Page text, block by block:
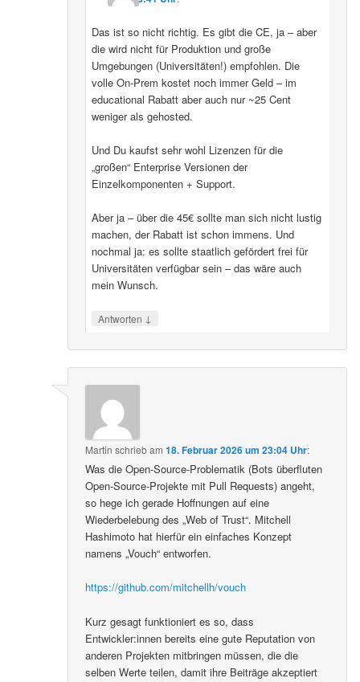
Das ist so nicht richtig. Es gibt die CE, ja – aber
die wird nicht für Produktion und große
Umgebungen (Universitäten!) empfohlen. Die
volle On-Prem kostet noch immer Geld – im
educational Rabatt aber auch nur ~25 Cent
weniger als gehosted.
Und Du kaufst sehr wohl Lizenzen für die
„großen“ Enterprise Versionen der
Einzelkomponenten + Support.
Aber ja – über die 45€ sollte man sich nicht lustig
machen, der Rabatt ist schon immens. Und
nochmal ja: es sollte staatlich gefördert frei für
Universitäten verfügbar sein – das wäre auch
mein Wunsch.
Antworten ↓
Martin schriebam18. Februar 2026 um 23:04 Uhr:
Was die Open-Source-Problematik (Bots überfluten
Open-Source-Projekte mit Pull Requests) angeht,
so hege ich gerade Hoffnungen auf eine
Wiederbelebung des „Web of Trust“. Mitchell
Hashimoto hat hierfür ein einfaches Konzept
namens „Vouch“ entworfen.
https://github.com/mitchellh/vouch
Kurz gesagt funktioniert es so, dass
Entwickler:innen bereits eine gute Reputation von
anderen Projekten mitbringen müssen, die die
selben Werte teilen, damit ihre Beiträge akzeptiert